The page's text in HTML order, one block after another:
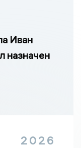
Иван
назначен
2026